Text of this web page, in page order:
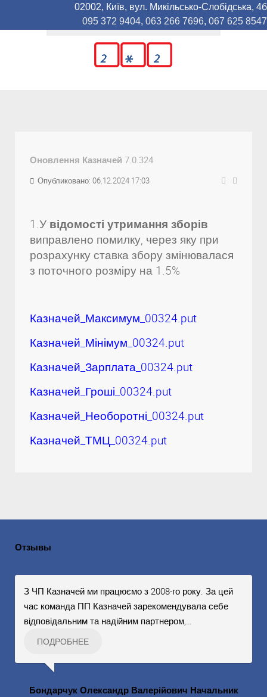
02002, Київ, вул. Микільсько-Слобідська, 4б
095 372 9404, 063 266 7696, 067 625 8547
Оновлення Казначей 7.0.324
Опубликовано: 06.12.2024 17:03
1.У відомості утримання зборів
виправлено помилку, через яку при
розрахунку ставка збору змінювалася
з поточного розміру на 1.5%
Казначей_Максимум_00324.put
Казначей_Мінімум_00324.put
Казначей_Зарплата_00324.put
Казначей_Гроші_00324.put
Казначей_Необоротні_00324.put
Казначей_ТМЦ_00324.put
Отзывы
З ЧП Казначей ми працюємо з 2008-го року. За цей
час команда ПП Казначей зарекомендувала себе
відповідальним та надійним партнером,
ПОДРОБНЕЕ
Бондарчук Олександр Валерійович Начальник